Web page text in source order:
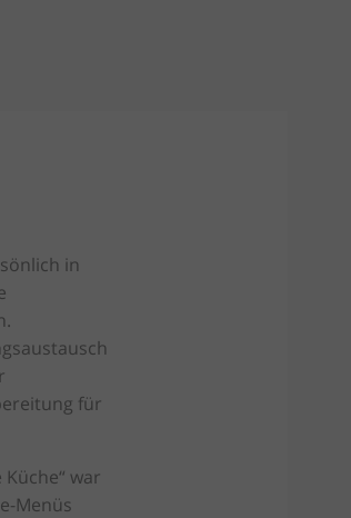
in
für
war
Menüs